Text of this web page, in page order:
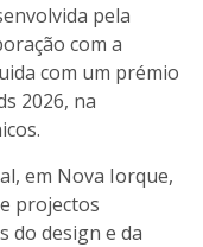
pela
com a
com um prémio
2026, na
em Nova Iorque,
projectos
do design e da